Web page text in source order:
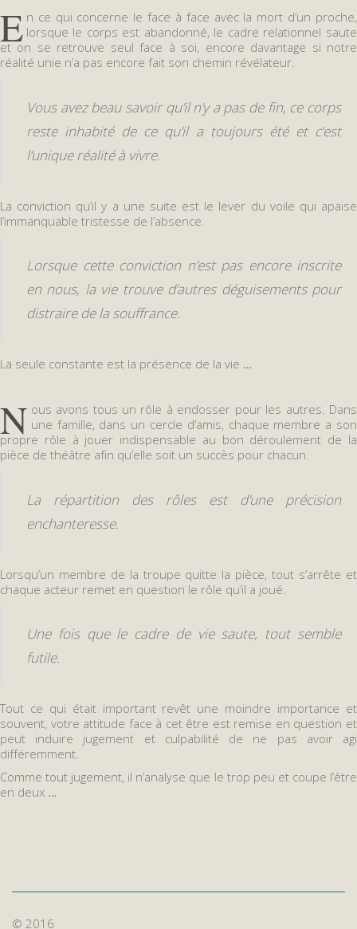
E n ce qui concerne le face à face avec la mort d’un proche,
lorsque le corps est abandonné, le cadre relationnel saute
et on se retrouve seul face à soi, encore davantage si notre
réalité unie n’a pas encore fait son chemin révélateur.
Vous avez beau savoir qu’il n’y a pas de fin, ce corps
reste inhabité de ce qu’il a toujours été et c’est
l’unique réalité à vivre.
La conviction qu’il y a une suite est le lever du voile qui apaise
l’immanquable tristesse de l’absence.
Lorsque cette conviction n’est pas encore inscrite
en nous, la vie trouve d’autres déguisements pour
distraire de la souffrance.
La seule constante est la présence de la vie …
N ous avons tous un rôle à endosser pour les autres. Dans
une famille, dans un cercle d’amis, chaque membre a son
propre rôle à jouer indispensable au bon déroulement de la
pièce de théâtre afin qu’elle soit un succès pour chacun.
La répartition des rôles est d’une précision
enchanteresse.
Lorsqu’un membre de la troupe quitte la pièce, tout s’arrête et
chaque acteur remet en question le rôle qu’il a joué.
Une fois que le cadre de vie saute, tout semble
futile.
Tout ce qui était important revêt une moindre importance et
souvent, votre attitude face à cet être est remise en question et
peut induire jugement et culpabilité de ne pas avoir agi
différemment.
Comme tout jugement, il n’analyse que le trop peu et coupe l’être
en deux …
© 2016